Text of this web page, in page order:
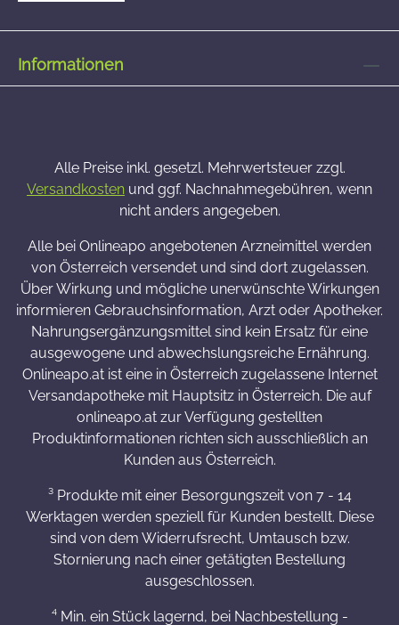
Informationen
Alle Preise inkl. gesetzl. Mehrwertsteuer zzgl.
Versandkosten und ggf. Nachnahmegebühren, wenn
nicht anders angegeben.
Alle bei Onlineapo angebotenen Arzneimittel werden
von Österreich versendet und sind dort zugelassen.
Über Wirkung und mögliche unerwünschte Wirkungen
informieren Gebrauchsinformation, Arzt oder Apotheker.
Nahrungsergänzungsmittel sind kein Ersatz für eine
ausgewogene und abwechslungsreiche Ernährung.
Onlineapo.at ist eine in Österreich zugelassene Internet
Versandapotheke mit Hauptsitz in Österreich. Die auf
onlineapo.at zur Verfügung gestellten
Produktinformationen richten sich ausschließlich an
Kunden aus Österreich.
³ Produkte mit einer Besorgungszeit von 7 - 14
Werktagen werden speziell für Kunden bestellt. Diese
sind von dem Widerrufsrecht, Umtausch bzw.
Stornierung nach einer getätigten Bestellung
ausgeschlossen.
⁴ Min. ein Stück lagernd, bei Nachbestellung -